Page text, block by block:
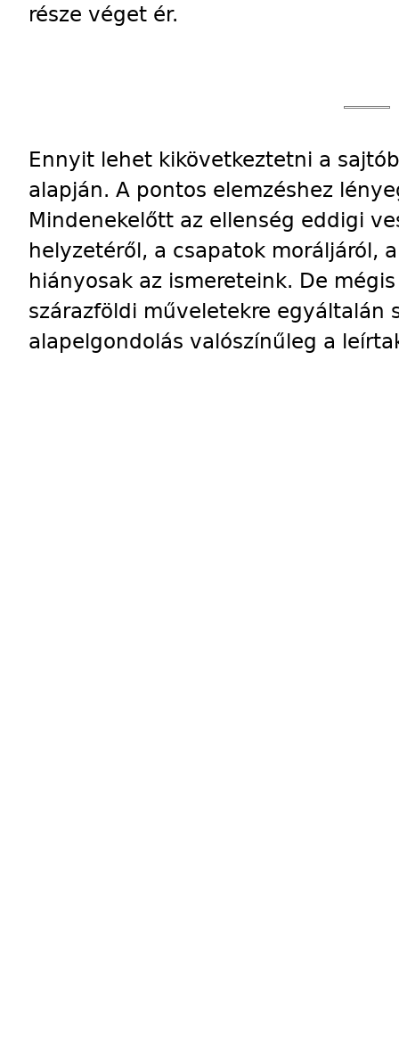
része véget ér.
Ennyit lehet kikövetkeztetni a
alapján. A pontos elemzéshez
Mindenekelőtt az ellenség eddigi
helyzetéről, a csapatok moráljáról,
hiányosak az ismereteink. De
szárazföldi műveletekre egyáltalán
alapelgondolás valószínűleg a